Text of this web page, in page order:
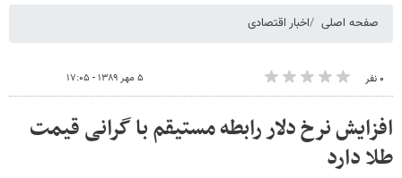
صفحه اصلی اخبار اقتصادی
۰ نفر ۵ مهر ۱۳۸۹ - ۱۷:۰۵
افزایش نرخ دلار رابطه مستیقم با گرانی قیمت
طلا دارد